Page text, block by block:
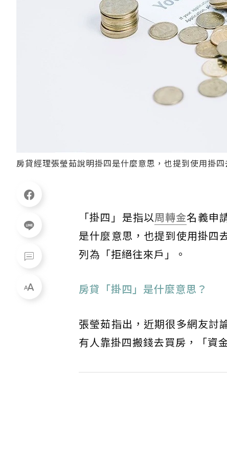
房貸經理張瑩茹說明掛四是什麼意思，也提到使用掛
「掛四」是指以周轉金名義申
是什麼意思，也提到使用掛四
列為「拒絕往來戶」。
房貸「掛四」是什麼意思？
張瑩茹指出，近期很多網友討
有人靠掛四搬錢去買房，「資